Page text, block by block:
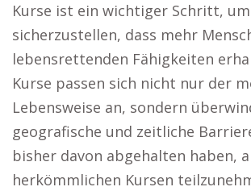
Kurse ist ein wichtiger Schritt, um
sicherzustellen, dass mehr
lebensrettenden Fähigkeiten
Kurse passen sich nicht nur der
Lebensweise an, sondern
geografische und zeitliche
bisher davon abgehalten haben,
herkömmlichen Kursen